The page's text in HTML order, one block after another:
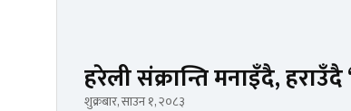
हरेली संक्रान्ति मनाइँदै,
शुक्रबार, साउन १, २०८३